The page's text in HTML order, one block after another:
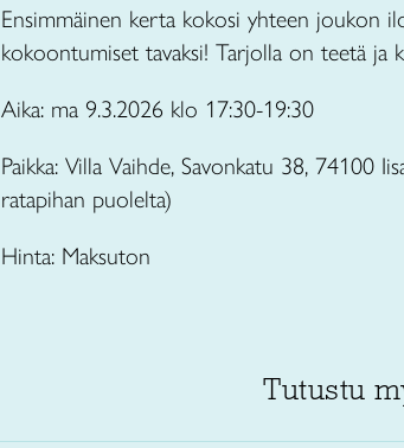
Ensimmäinen kerta kokosi yhteen joukon
kokoontumiset tavaksi! Tarjolla on teetä ja
Aika: ma 9.3.2026 klo 17:30-19:30
Paikka: Villa Vaihde, Savonkatu 38, 74100
ratapihan puolelta)
Hinta: Maksuton
Tutustu